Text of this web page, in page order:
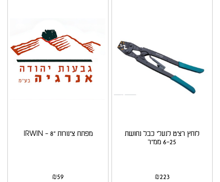
לוחץ רצ'ט לנעלי כבל נחושת
6-25 ממ"ר
₪223
מפתח צינורות "8 - IRWIN
₪59